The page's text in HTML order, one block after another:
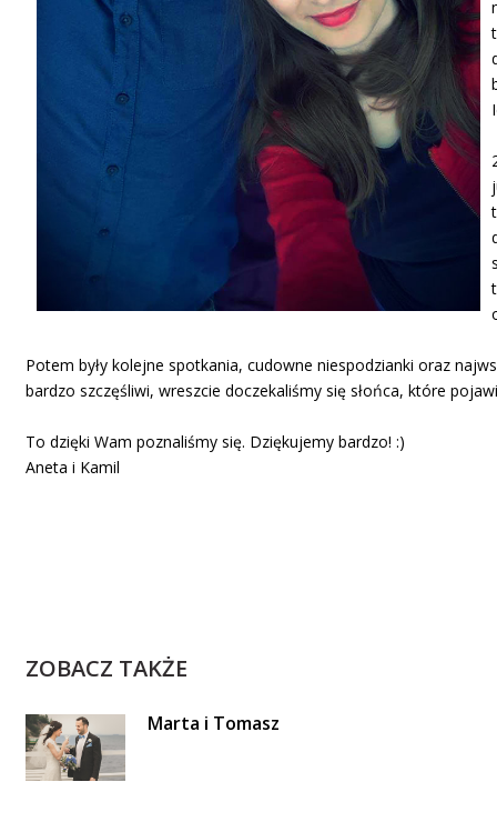
Potem były kolejne spotkania, cudowne niespodzianki oraz
bardzo szczęśliwi, wreszcie doczekaliśmy się słońca, które
To dzięki Wam poznaliśmy się. Dziękujemy bardzo! :)
Aneta i Kamil
ZOBACZ TAKŻE
Marta i Tomasz